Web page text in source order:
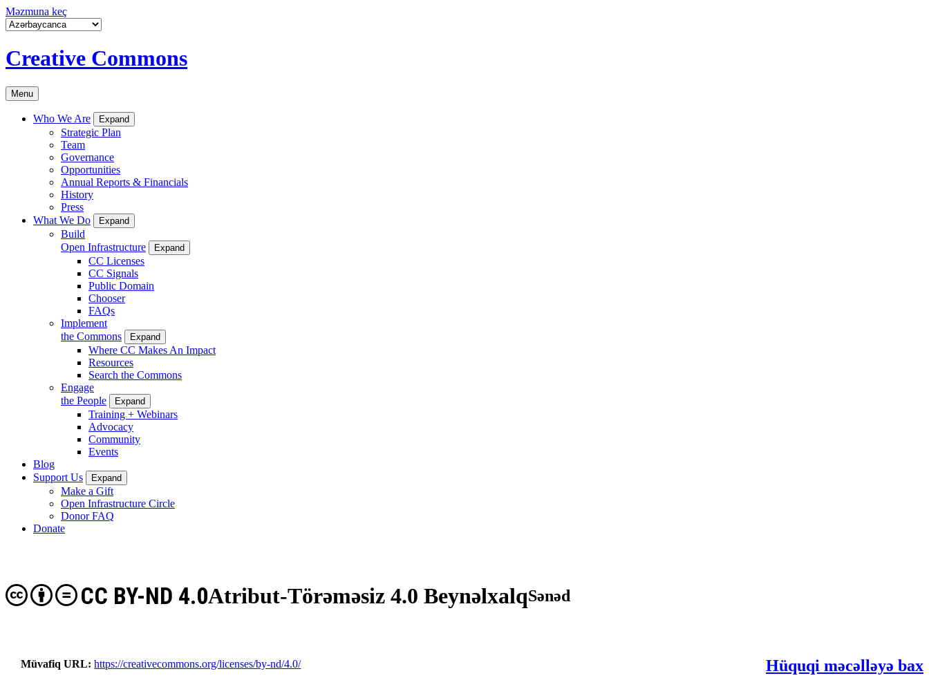
Məzmuna keç
Creative Commons
Menu
Who We Are Expand
Strategic Plan
Team
Governance
Opportunities
Annual Reports & Financials
History
Press
What We Do
Expand
Build
Open Infrastructure
Expand
CC Licenses
CC Signals
Public Domain
Chooser
FAQs
Implement
the Commons
Expand
Where CC Makes An Impact
Resources
Search the Commons
Engage
the People
Expand
Training + Webinars
Advocacy
Community
Events
Blog
Support Us
Expand
Make a Gift
Open Infrastructure Circle
Donor FAQ
Donate
Atribut-Törəməsiz 4.0 Beynəlxalq
CC BY-ND 4.0 Sənəd
Müvafiq URL https://creativecommons.org/licenses/by-nd/4.0/
Hüquqi məcəlləyə bax